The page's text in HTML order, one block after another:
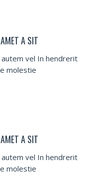
A SIT
vel In hendrerit
molestie
A SIT
vel In hendrerit
molestie